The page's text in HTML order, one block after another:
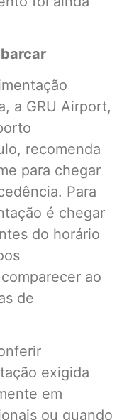
a GRU Airport,
recomenda
para chegar
Para
é chegar
do horário
ao
de
exigida
em
ou quando